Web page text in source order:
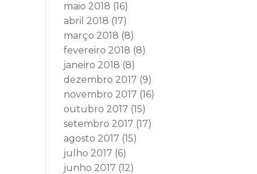
maio 2018 (16)
abril 2018 (17)
março 2018 (8)
fevereiro 2018 (8)
janeiro 2018 (8)
dezembro 2017 (9)
novembro 2017 (16)
outubro 2017 (15)
setembro 2017 (17)
agosto 2017 (15)
julho 2017 (6)
junho 2017 (12)